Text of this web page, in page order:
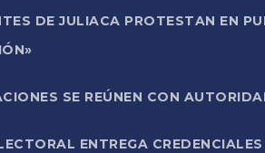
DE JULIACA PROTESTAN EN
SE REÚNEN CON
ENTREGA